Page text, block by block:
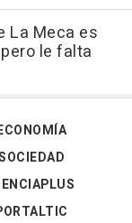
La Meca es
le falta